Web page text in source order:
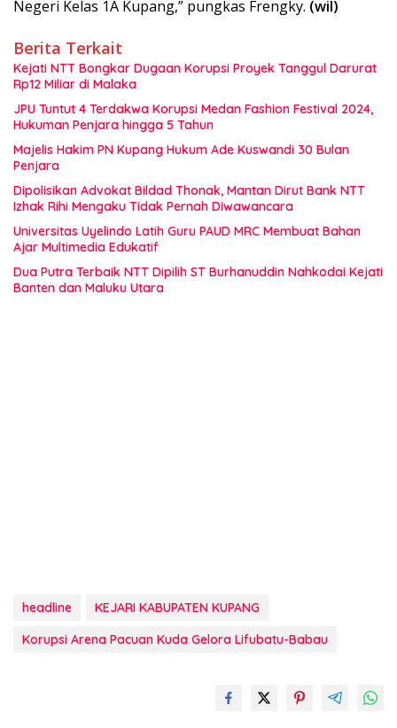
Negeri Kelas 1A Kupang,” pungkas Frengky. (wil)
Berita Terkait
Kejati NTT Bongkar Dugaan Korupsi Proyek Tanggul Darurat
Rp12 Miliar di Malaka
JPU Tuntut 4 Terdakwa Korupsi Medan Fashion Festival 2024,
Hukuman Penjara hingga 5 Tahun
Majelis Hakim PN Kupang Hukum Ade Kuswandi 30 Bulan
Penjara
Dipolisikan Advokat Bildad Thonak, Mantan Dirut Bank NTT
Izhak Rihi Mengaku Tidak Pernah Diwawancara
Universitas Uyelindo Latih Guru PAUD MRC Membuat Bahan
Ajar Multimedia Edukatif
Dua Putra Terbaik NTT Dipilih ST Burhanuddin Nahkodai Kejati
Banten dan Maluku Utara
headline
KEJARI KABUPATEN KUPANG
Korupsi Arena Pacuan Kuda Gelora Lifubatu-Babau